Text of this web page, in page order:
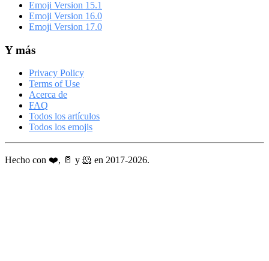
Emoji Version 15.1
Emoji Version 16.0
Emoji Version 17.0
Y más
Privacy Policy
Terms of Use
Acerca de
FAQ
Todos los artículos
Todos los emojis
Hecho con ❤️, 🥛 y 🐹 en 2017-2026.